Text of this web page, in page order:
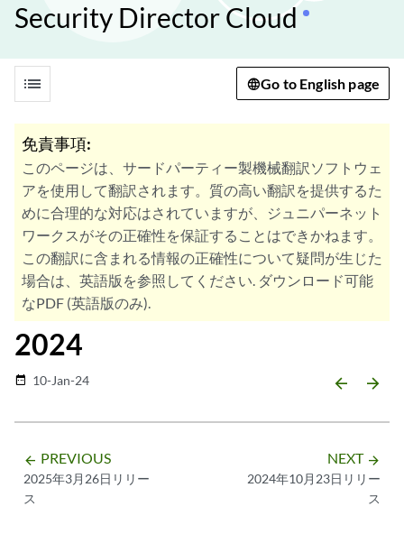
Security Director Cloud
list Go to English page
免責事項:
このページは、サードパーティー製機械翻訳ソフトウェ
アを使用して翻訳されます。質の高い翻訳を提供するた
めに合理的な対応はされていますが、ジュニパーネット
ワークスがその正確性を保証することはできかねます。
この翻訳に含まれる情報の正確性について疑問が生じた
場合は、英語版を参照してください. ダウンロード可能
なPDF (英語版のみ).
2024
date_range 10-Jan-24 arrow_backward arrow_forward
arrow_backward PREVIOUS
2025年3月26日リリー
ス
NEXT arrow_forward
2024年10月23日リリー
ス